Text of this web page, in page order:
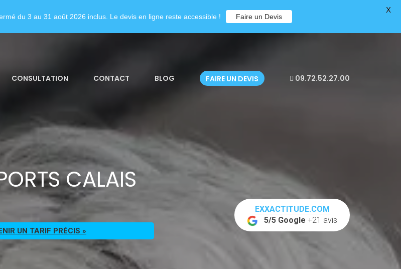
CONSULTATION CONTACT BLOG FAIRE UN DEVIS 09.72.52.27.00
CALAIS
UN TARIF PRÉCIS »
EXXACTITUDE.COM
5/5 Google +21 avis
du 3 au 31 août 2026 inclus. Le devis en ligne reste accessible ! Faire un Devis
X